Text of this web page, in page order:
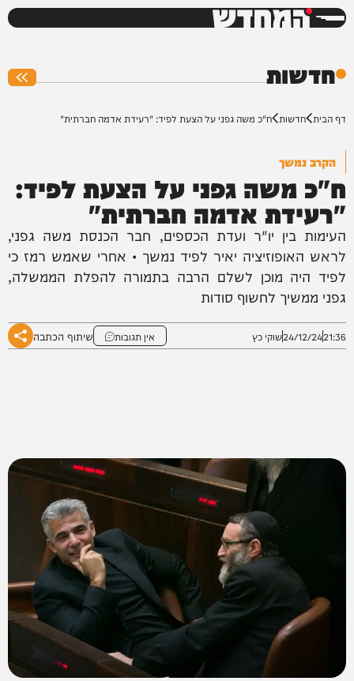
המחדש
חדשות
דף הבית חדשות ח"כ משה גפני על הצעת לפיד: "רעידת אדמה חברתית"
הקרב נמשך
ח"כ משה גפני על הצעת לפיד:
"רעידת אדמה חברתית"
העימות בין יו"ר ועדת הכספים, חבר הכנסת משה גפני,
לראש האופוזיציה יאיר לפיד נמשך • אחרי שאמש רמז כי
לפיד היה מוכן לשלם הרבה בתמורה להפלת הממשלה,
גפני ממשיך לחשוף סודות
21:36
24/12/24שוקי כץ אין תגובות שיתוף הכתבה